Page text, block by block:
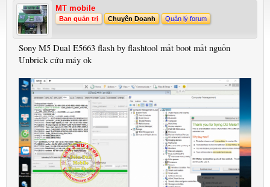
MT mobile
Ban quản trị Chuyên Doanh Quản lý forum
Sony M5 Dual E5663 flash by flashtool mất boot mất nguồn
Unbrick cứu máy ok